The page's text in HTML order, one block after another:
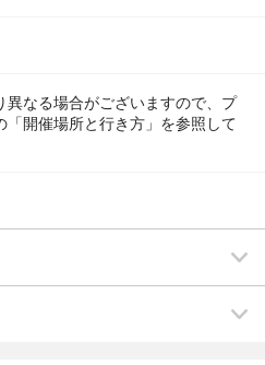
異なる場合がございますので、プ
「開催場所と行き方」を参照して